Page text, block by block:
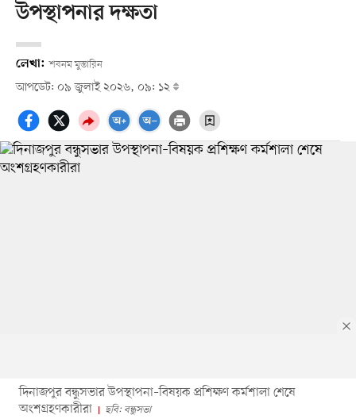
উপস্থাপনার দক্ষতা
লেখা: শবনম মুস্তারিন
আপডেট: ০৯ জুলাই ২০২৬, ০৯: ১২
দিনাজপুর বন্ধুসভার উপস্থাপনা–বিষয়ক প্রশিক্ষণ কর্মশালা শেষে
অংশগ্রহণকারীরা
ছবি: বন্ধুসভা